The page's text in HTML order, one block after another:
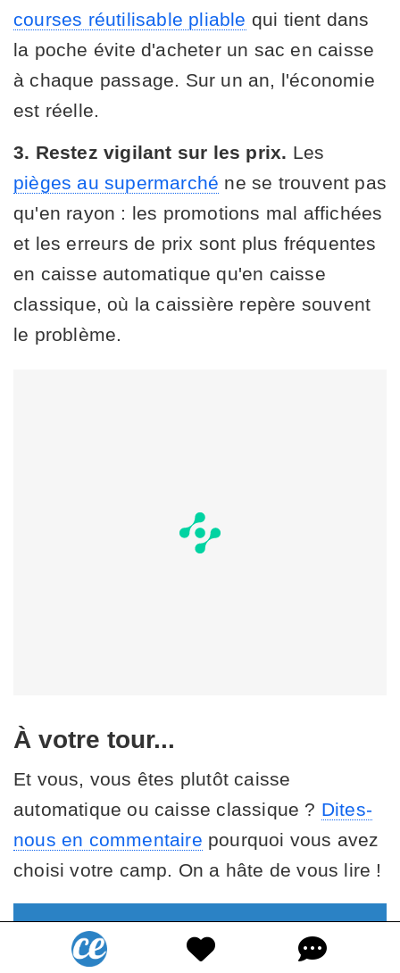
courses réutilisable pliable qui tient dans
la poche évite d'acheter un sac en caisse
à chaque passage. Sur un an, l'économie
est réelle.
3. Restez vigilant sur les prix. Les
pièges au supermarché ne se trouvent pas
qu'en rayon : les promotions mal affichées
et les erreurs de prix sont plus fréquentes
en caisse automatique qu'en caisse
classique, où la caissière repère souvent
le problème.
À votre tour...
Et vous, vous êtes plutôt caisse
automatique ou caisse classique ? Dites-
nous en commentaire pourquoi vous avez
choisi votre camp. On a hâte de vous lire !
Vous aimez cette astuce ?
Recevez les meilleures